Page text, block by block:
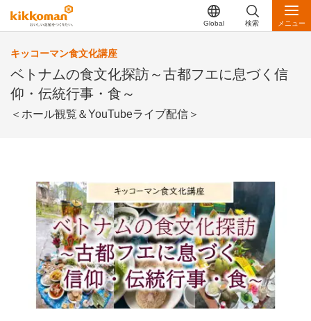
Global 検索 メニュー
キッコーマン食文化講座
ベトナムの食文化探訪～古都フエに息づく信
仰・伝統行事・食～
＜ホール観覧＆YouTubeライブ配信＞